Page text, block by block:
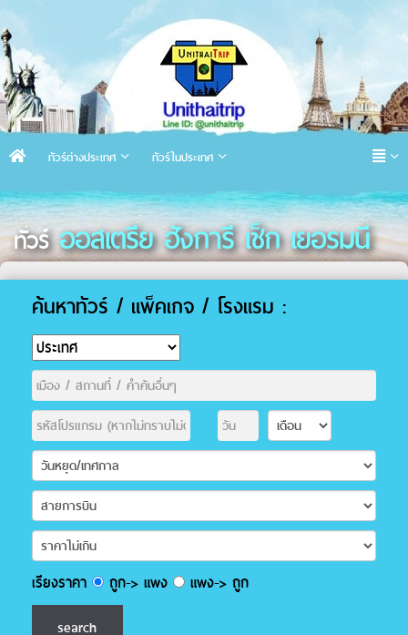
ทัวร์ต่างประเทศ ทัวร์ในประเทศ
ทัวร์ ออสเตรีย ฮังการี เช็ก เยอรมนี
ค้นหาทัวร์ / แพ็คเกจ / โรงแรม :
เรียงราคา ถูก-> แพง แพง-> ถูก